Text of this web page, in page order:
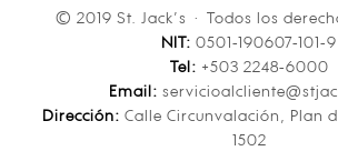
© 2019 St. Jack’s · Todos los
NIT: 0501-190607-101-9
Tel: +503 2248-6000
Email:
Dirección: Calle Circunvalación, Plan
1502